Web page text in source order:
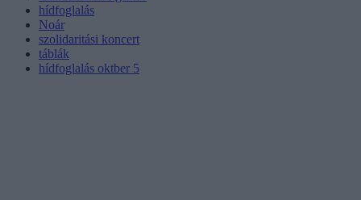
hídfoglalás
Noár
szolidaritási koncert
táblák
hídfoglalás oktber 5